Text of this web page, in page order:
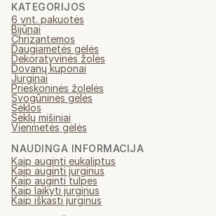
KATEGORIJOS
6 vnt. pakuotės
Bijūnai
Chrizantemos
Daugiametės gėlės
Dekoratyvinės žolės
Dovanų kuponai
Jurginai
Prieskoninės žolelės
Svogūninės gėlės
Sėklos
Sėklų mišiniai
Vienmetės gėlės
NAUDINGA INFORMACIJA
Kaip auginti eukaliptus
Kaip auginti jurginus
Kaip auginti tulpes
Kaip laikyti jurginus
Kaip iškasti jurginus